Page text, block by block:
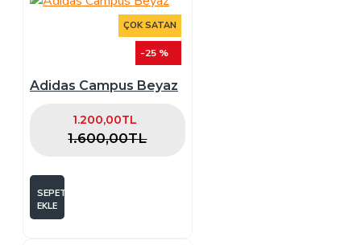
ÇOK SATAN
-25 %
Adidas Campus Beyaz
1.200,00TL
1.600,00TL
SEPETE
EKLE